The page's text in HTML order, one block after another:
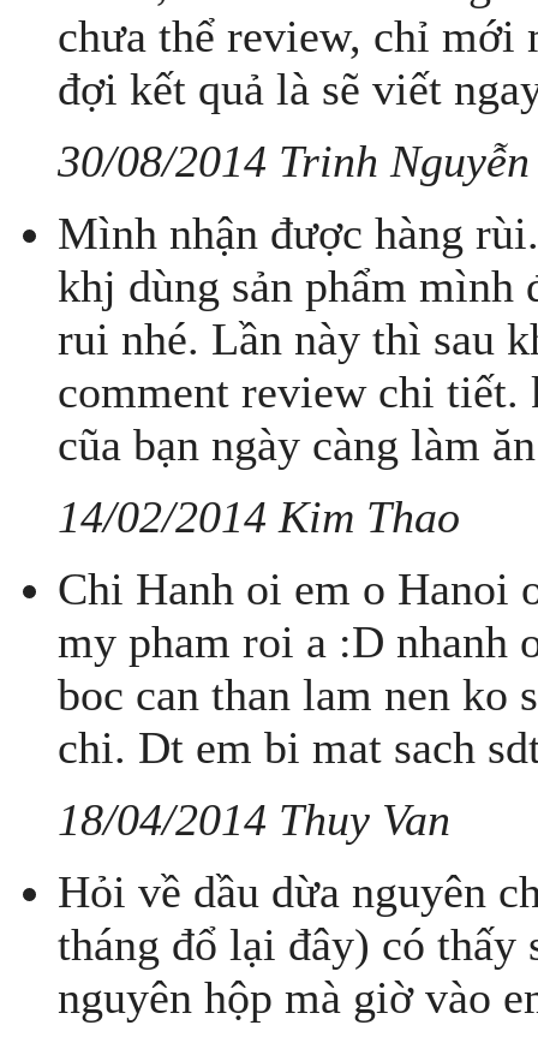
chưa thể review, chỉ mới
đợi kết quả là sẽ viết
30/08/2014 Trinh Nguyễn
Mình nhận được hàng
khj dùng sản phẩm mình
rui nhé. Lần này thì sau
comment review chi tiết.
cũa bạn ngày càng làm
14/02/2014 Kim Thao
Chi Hanh oi em o Hanoi
my pham roi a :D nhanh
boc can than lam nen ko
chi. Dt em bi mat sach
18/04/2014 Thuy Van
Hỏi về dầu dừa nguyên
tháng đổ lại đây) có
nguyên hộp mà giờ vào